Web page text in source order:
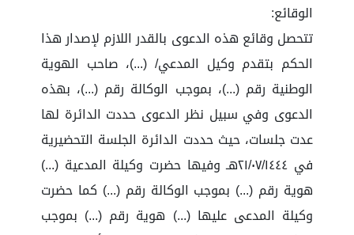
الوقائع:
تتحصل وقائع هذه الدعوى بالقدر اللازم لإصدار هذا
الحكم بتقدم وكيل المدعي/ (...)، صاحب الهوية
الوطنية رقم (...)، بموجب الوكالة رقم (...)، بهذه
الدعوى وفي سبيل نظر الدعوى حددت الدائرة لها
عدت جلسات، حيث حددت الدائرة الجلسة التحضيرية
في ٢١/٠٧/١٤٤٤هـ وفيها حضرت وكيلة المدعية (...)
هوية رقم (...) بموجب الوكالة رقم (...) كما حضرت
وكيلة المدعى عليها (...) هوية رقم (...) بموجب